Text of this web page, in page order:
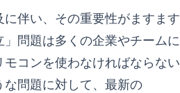
伴い、その重要性がますます
問題は多くの企業やチームに
コンを使わなければならない
問題に対して、最新の